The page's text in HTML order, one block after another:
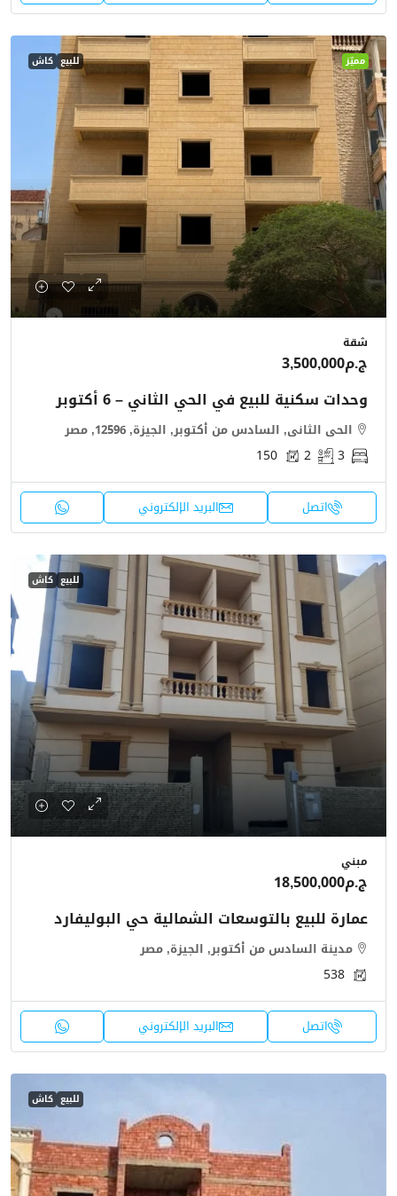
مميّز للبيع كاش
شقة
ج.م3,500,000
وحدات سكنية للبيع في الحي الثاني – 6 أكتوبر
الحى الثانى, السادس من أكتوبر, الجيزة, 12596, مصر
3
2
150
اتصل البريد الإلكتروني
للبيع كاش
مبني
ج.م18,500,000
عمارة للبيع بالتوسعات الشمالية حي البوليفارد
مدينة السادس من أكتوبر, الجيزة, مصر
538
اتصل البريد الإلكتروني
للبيع كاش